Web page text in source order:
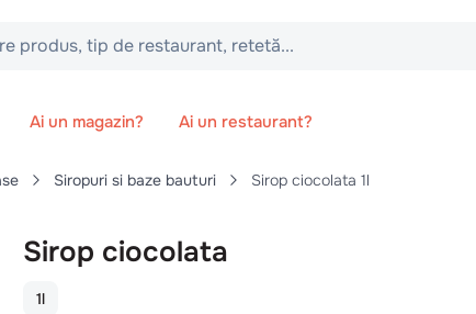
tip de restaurant, retetă...
Ai un magazin? Ai un restaurant?
Siropuri si baze bauturi Sirop ciocolata 1l
Sirop ciocolata
1l